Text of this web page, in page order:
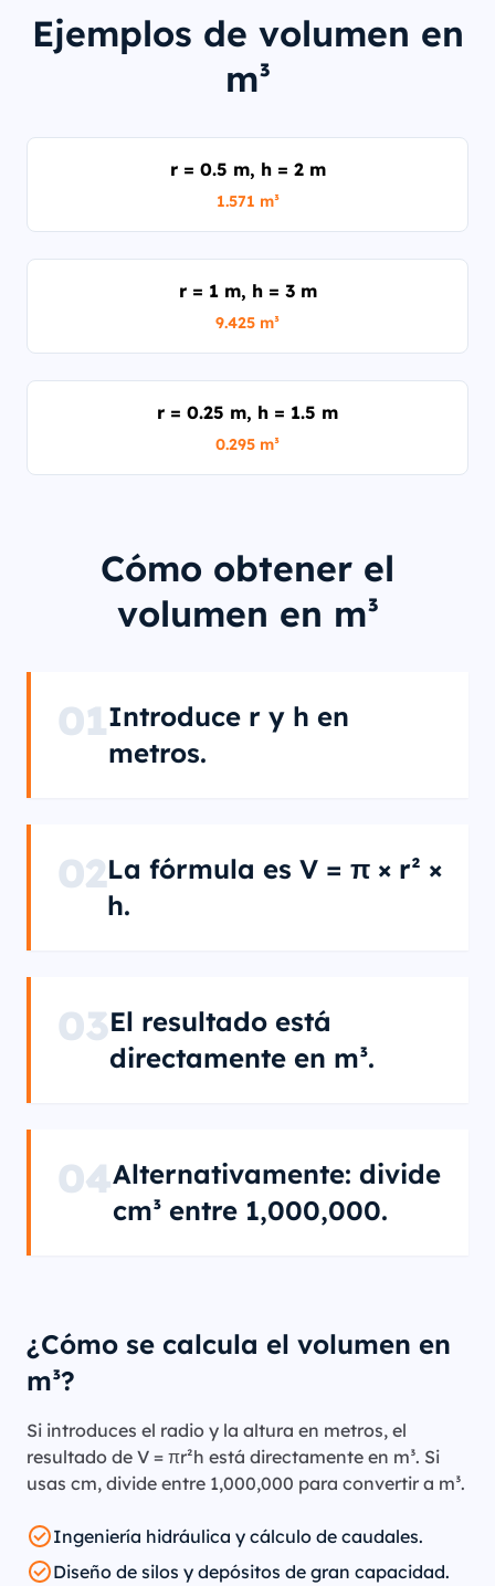
Ejemplos de volumen en
m³
r = 0.5 m, h = 2 m
1.571 m³
r = 1 m, h = 3 m
9.425 m³
r = 0.25 m, h = 1.5 m
0.295 m³
Cómo obtener el
volumen en m³
01Introduce r y h en
metros.
02La fórmula es V = π × r² ×
h.
03El resultado está
directamente en m³.
04Alternativamente: divide
cm³ entre 1,000,000.
¿Cómo se calcula el volumen en
m³?
Si introduces el radio y la altura en metros, el
resultado de V = πr²h está directamente en m³. Si
usas cm, divide entre 1,000,000 para convertir a m³.
Ingeniería hidráulica y cálculo de caudales.
Diseño de silos y depósitos de gran capacidad.